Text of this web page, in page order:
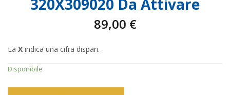
320X309020 Da Attivare
89,00 €
La X indica una cifra dispari.
Disponibile